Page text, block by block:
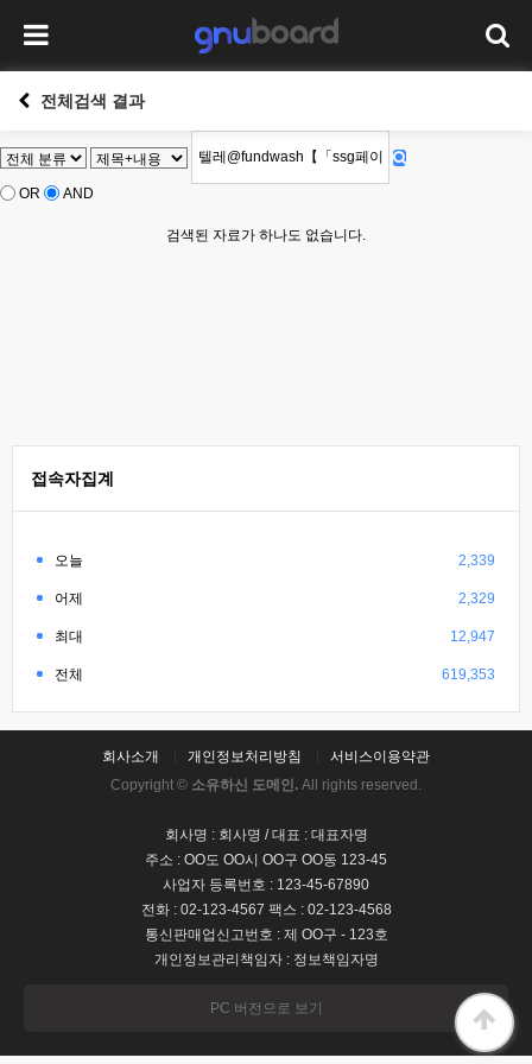
전체검색 결과
OR AND
검색된 자료가 하나도 없습니다.
접속자집계
오늘 2,339
어제 2,329
최대 12,947
전체 619,353
회사소개 개인정보처리방침
서비스이용약관
Copyright © 소유하신 도메인. All rights reserved.
회사명 : 회사명 / 대표 : 대표자명
주소 : OO도 OO시 OO구 OO동 123-45
사업자 등록번호 : 123-45-67890
전화 : 02-123-4567 팩스 : 02-123-4568
통신판매업신고번호 : 제 OO구 - 123호
개인정보관리책임자 : 정보책임자명
PC 버전으로 보기